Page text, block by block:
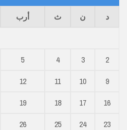
د ن ث أرب
2
3
4
5
9
10
11
12
16
17
18
19
23
24
25
26